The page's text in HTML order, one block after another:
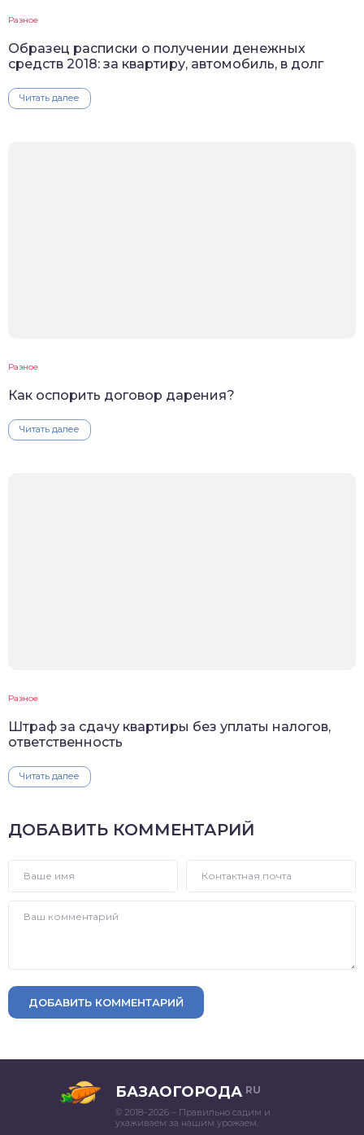
Разное
Образец расписки о получении денежных
средств 2018: за квартиру, автомобиль, в долг
Читать далее
Разное
Как оспорить договор дарения?
Читать далее
Разное
Штраф за сдачу квартиры без уплаты налогов,
ответственность
Читать далее
ДОБАВИТЬ КОММЕНТАРИЙ
ДОБАВИТЬ КОММЕНТАРИЙ
БАЗАОГОРОДА RU
© 2018–2026 – Правильно садим и
ухаживаем за нашим урожаем.